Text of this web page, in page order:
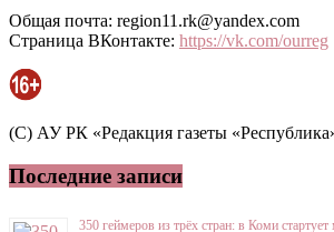
Общая почта: region11.rk@yandex.com
Страница ВКонтакте: https://vk.com/ourreg
(C) АУ РК «Редакция газеты
Последние записи
350 геймеров из трёх стран: в Коми